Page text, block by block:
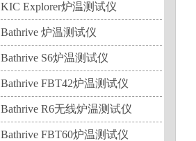
KIC Explorer炉温测试仪
Bathrive 炉温测试仪
Bathrive S6炉温测试仪
Bathrive FBT42炉温测试仪
Bathrive R6无线炉温测试仪
Bathrive FBT60炉温测试仪